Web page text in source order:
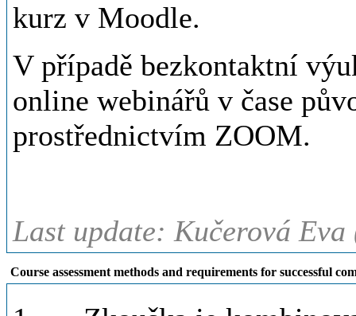
kurz v Moodle.
V případě bezkontaktní
online webinářů v čase
prostřednictvím ZOOM.
Last update: Kučerová
Course assessment methods and requirements for successful